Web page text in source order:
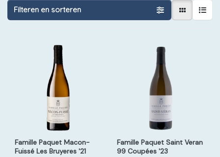
Filteren en sorteren
Famille Paquet Macon-
Fuissé Les Bruyeres '21
Famille Paquet Saint Veran
99 Coupées '23